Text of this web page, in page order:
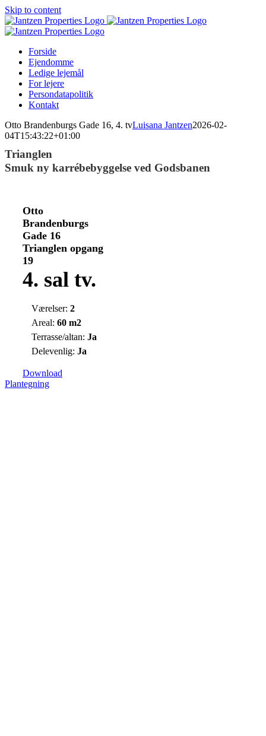
Skip to content
Forside
Ejendomme
Ledige lejemål
For lejere
Persondatapolitik
Kontakt
Otto Brandenburgs Gade 16, 4. tvLuisana Jantzen2026-02-
04T15:43:22+01:00
Trianglen
Smuk ny karrébebyggelse ved Godsbanen
Otto
Brandenburgs
Gade 16
Trianglen opgang
19
4. sal tv.
Værelser: 2
Areal: 60 m2
Terrasse/altan: Ja
Delevenlig: Ja
Download
Plantegning